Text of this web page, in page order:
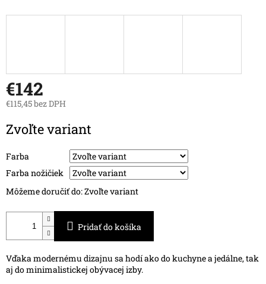
€142
€115,45 bez DPH
cena:
Zvoľte variant
Farba
Farba nožičiek
Môžeme doručiť do:Zvoľte variant
Pridať do košíka
Vďaka modernému dizajnu sa hodí ako do kuchyne a jedálne, tak
aj do minimalistickej obývacej izby.